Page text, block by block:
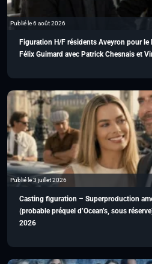
Publié le 6 août 2026
Figuration H/F résidents Aveyron pour le
Félix Guimard avec Patrick Chesnais et
Publié le 3 juillet 2026
Casting figuration – Superproduction
(probable préquel d’Ocean’s, sous
2026